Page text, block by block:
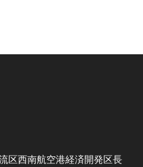
区西南航空港経済開発区長